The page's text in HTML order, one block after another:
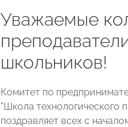
Уважаемые
школьников!
Комитет по
"Школа технологического
поздравляет всех с